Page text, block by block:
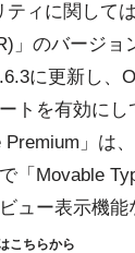
ティに関して
」のバージョ
に更新し、
トを有効に
」は
「Movable
ュー表示機能
こちらから